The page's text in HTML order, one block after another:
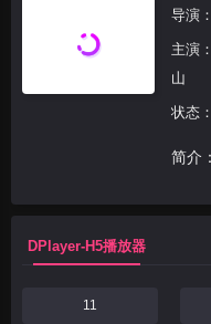
导演：
主演：
山
状态
简介
DPlayer-H5播放器
11